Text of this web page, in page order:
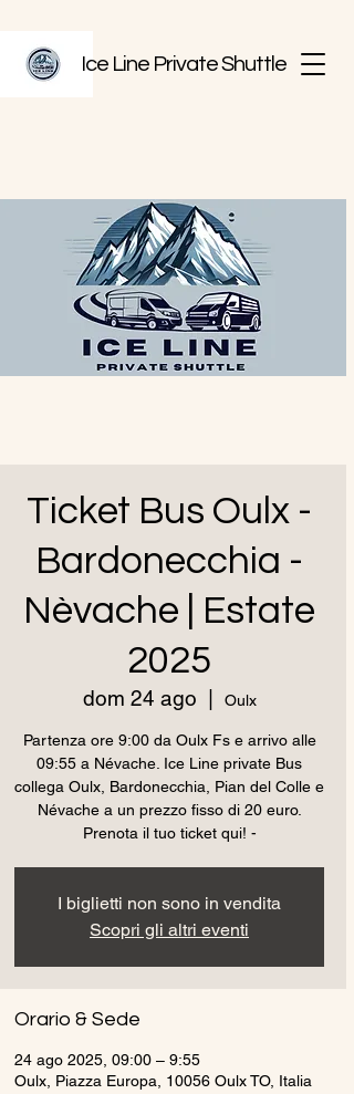
Ice Line Private Shuttle
Ticket Bus Oulx -
Bardonecchia -
Nèvache | Estate
2025
dom 24 ago Oulx
Partenza ore 9:00 da Oulx Fs e arrivo alle
09:55 a Névache. Ice Line private Bus
collega Oulx, Bardonecchia, Pian del Colle e
Névache a un prezzo fisso di 20 euro.
Prenota il tuo ticket qui! -
I biglietti non sono in vendita
Scopri gli altri eventi
Orario & Sede
24 ago 2025, 09:00 – 9:55
Oulx, Piazza Europa, 10056 Oulx TO, Italia